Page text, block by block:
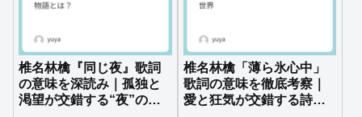
椎名林檎『同じ夜』歌詞
の意味を深読み｜孤独と
渇望が交錯する“夜”の物
椎名林檎「薄ら氷心中」
歌詞の意味を徹底考察｜
愛と狂気が交錯する詩世